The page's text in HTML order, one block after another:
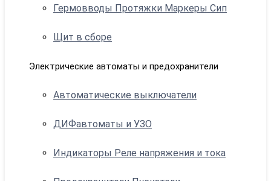
Гермовводы Протяжки Маркеры Сип
Щит в сборе
Электрические автоматы и предохранители
Автоматические выключатели
ДИФавтоматы и УЗО
Индикаторы Реле напряжения и тока